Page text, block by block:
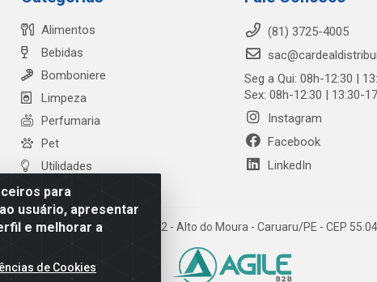
para
usuário, apresentar
e melhorar a
de Cookies
Alimentos
Bebidas
Bomboniere
Limpeza
Perfumaria
Pet
Utilidades
(81) 3725-4005
Seg a Qui: 08h-12:30 |
Sex: 08h-12:30 | 13:30-
Instagram
Facebook
LinkedIn
- Estrada Alto do Moura, 582 - Alto do Moura - Caruaru/PE - CEP